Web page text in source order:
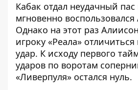
Кабак отдал неудачный
мгновенно воспользовался
Однако на этот раз
игроку «Реала»
удар. К исходу первого
ударов по воротам
«Ливерпуля» остался нуль.